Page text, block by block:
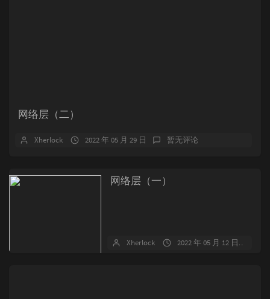
网络层（二）
Xherlock 2022 年 05 月 29 日 暂无评论
网络层（一）
Xherlock 2022 年 05 月 12 日